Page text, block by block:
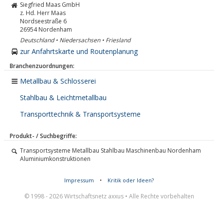
Siegfried Maas GmbH
z. Hd. Herr Maas
Nordseestraße 6
26954 Nordenham
Deutschland • Niedersachsen • Friesland
zur Anfahrtskarte und Routenplanung
Branchenzuordnungen:
Metallbau & Schlosserei
Stahlbau & Leichtmetallbau
Transporttechnik & Transportsysteme
Produkt- / Suchbegriffe:
Transportsysteme Metallbau Stahlbau Maschinenbau Nordenham
Aluminiumkonstruktionen
Impressum • Kritik oder Ideen?
© 1998 - 2026 Wirtschaftsnetz axxus • Alle Rechte vorbehalten